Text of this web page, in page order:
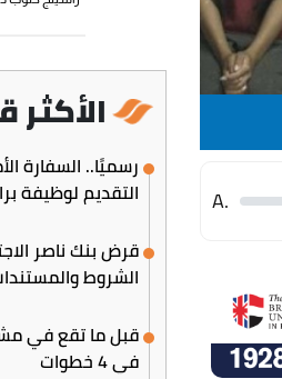
.A
الأكثر
رسميًا.. السفارة
التقديم لوظيفة براتب 43 ألف
الشروط
قبل ما تقع في
في 4 خطوات